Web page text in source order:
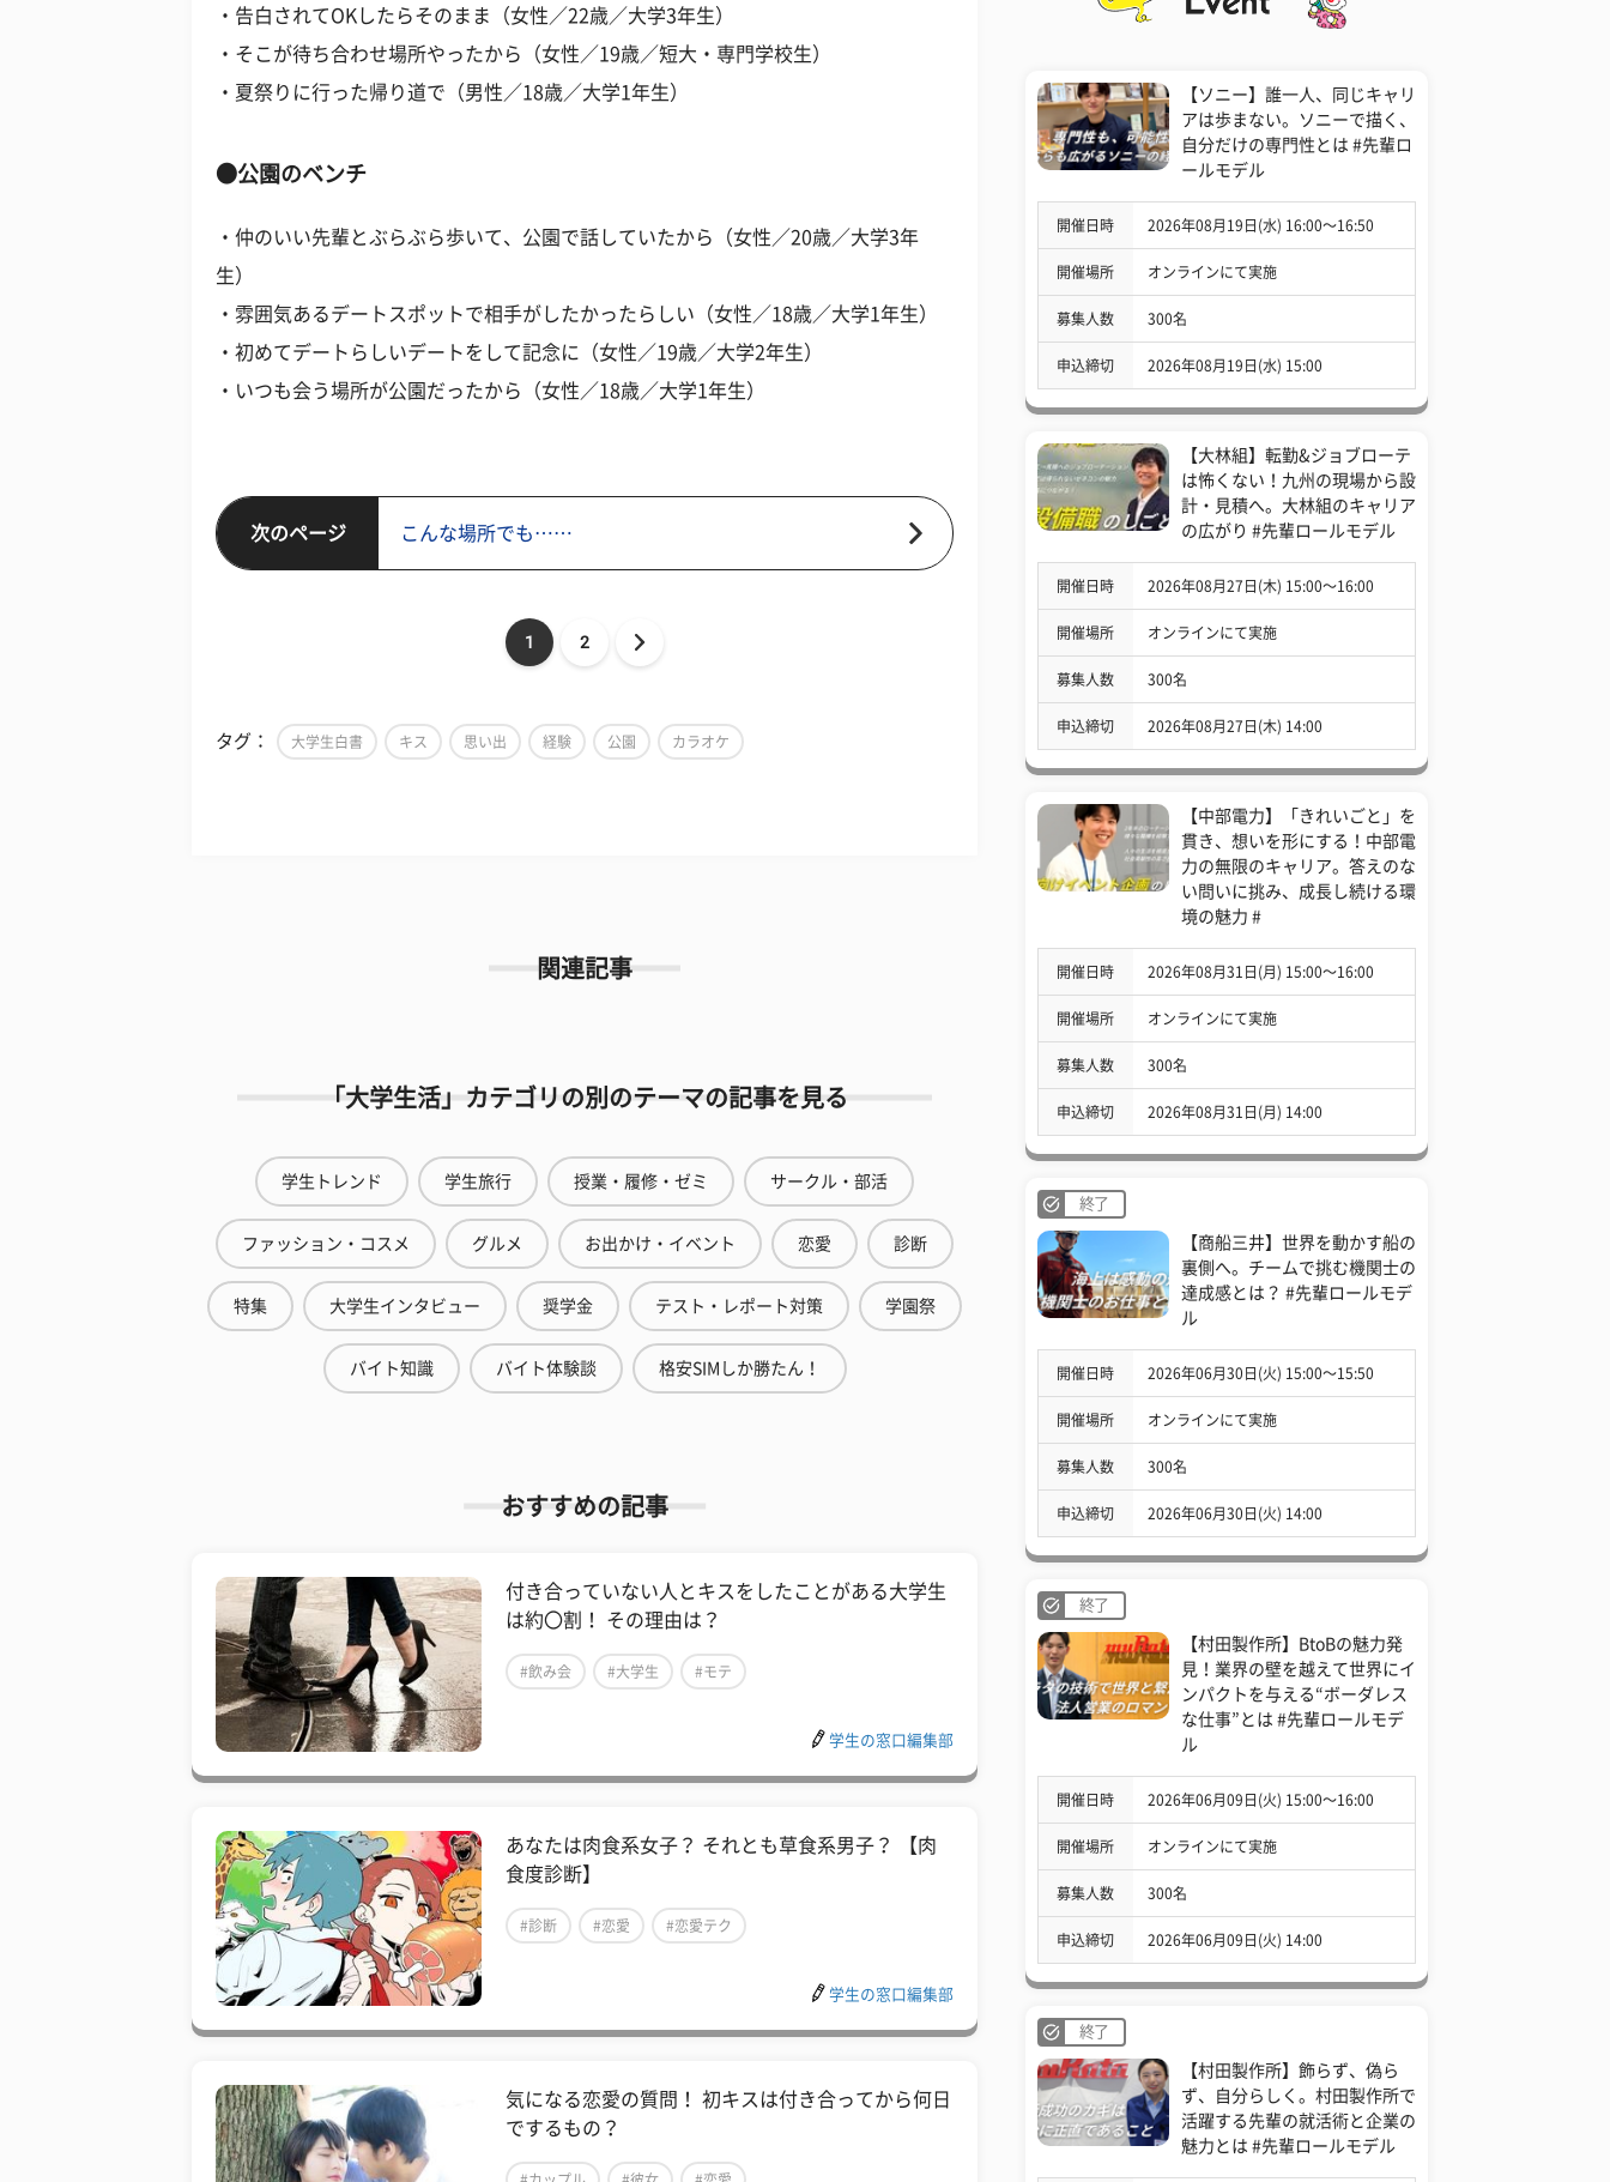
・告白されてOKしたらそのまま（女性／22歳／大学3年生）
・そこが待ち合わせ場所やったから（女性／19歳／短大・専門学校生）
・夏祭りに行った帰り道で（男性／18歳／大学1年生）
●公園のベンチ
・仲のいい先輩とぶらぶら歩いて、公園で話していたから（女性／20歳／大学3年
生）
・雰囲気あるデートスポットで相手がしたかったらしい（女性／18歳／大学1年生）
・初めてデートらしいデートをして記念に（女性／19歳／大学2年生）
・いつも会う場所が公園だったから（女性／18歳／大学1年生）
次のページ こんな場所でも……
1 2
タグ： 大学生白書 キス 思い出 経験 公園 カラオケ
関連記事
「大学生活」カテゴリの別のテーマの記事を見る
学生トレンド 学生旅行 授業・履修・ゼミ サークル・部活
ファッション・コスメ グルメ お出かけ・イベント 恋愛 診断
特集 大学生インタビュー 奨学金 テスト・レポート対策 学園祭
バイト知識 バイト体験談 格安SIMしか勝たん！
おすすめの記事
​付き合っていない人とキスをしたことがある大学生
は約〇割！ その理由は？
#飲み会 #大学生 #モテ
学生の窓口編集部
あなたは肉食系女子？ それとも草食系男子？ 【肉
食度診断】
#診断 #恋愛 #恋愛テク
学生の窓口編集部
気になる恋愛の質問！ 初キスは付き合ってから何日
でするもの？
【ソニー】誰一人、同じキャリ
アは歩まない。ソニーで描く、
自分だけの専門性とは #先輩ロ
ールモデル
開催日時 2026年08月19日(水) 16:00〜16:50
開催場所 オンラインにて実施
募集人数 300名
申込締切 2026年08月19日(水) 15:00
【大林組】転勤&ジョブローテ
は怖くない！九州の現場から設
計・見積へ。大林組のキャリア
の広がり #先輩ロールモデル
開催日時 2026年08月27日(木) 15:00〜16:00
開催場所 オンラインにて実施
募集人数 300名
申込締切 2026年08月27日(木) 14:00
【中部電力】「きれいごと」を
貫き、想いを形にする！中部電
力の無限のキャリア。答えのな
い問いに挑み、成長し続ける環
境の魅力 #
開催日時 2026年08月31日(月) 15:00〜16:00
開催場所 オンラインにて実施
募集人数 300名
申込締切 2026年08月31日(月) 14:00
終了
【商船三井】世界を動かす船の
裏側へ。チームで挑む機関士の
達成感とは？ #先輩ロールモデ
ル
開催日時 2026年06月30日(火) 15:00〜15:50
開催場所 オンラインにて実施
募集人数 300名
申込締切 2026年06月30日(火) 14:00
終了
【村田製作所】BtoBの魅力発
見！業界の壁を越えて世界にイ
ンパクトを与える“ボーダレス
な仕事”とは #先輩ロールモデ
ル
開催日時 2026年06月09日(火) 15:00〜16:00
開催場所 オンラインにて実施
募集人数 300名
申込締切 2026年06月09日(火) 14:00
終了
【村田製作所】飾らず、偽ら
ず、自分らしく。村田製作所で
活躍する先輩の就活術と企業の
魅力とは #先輩ロールモデル